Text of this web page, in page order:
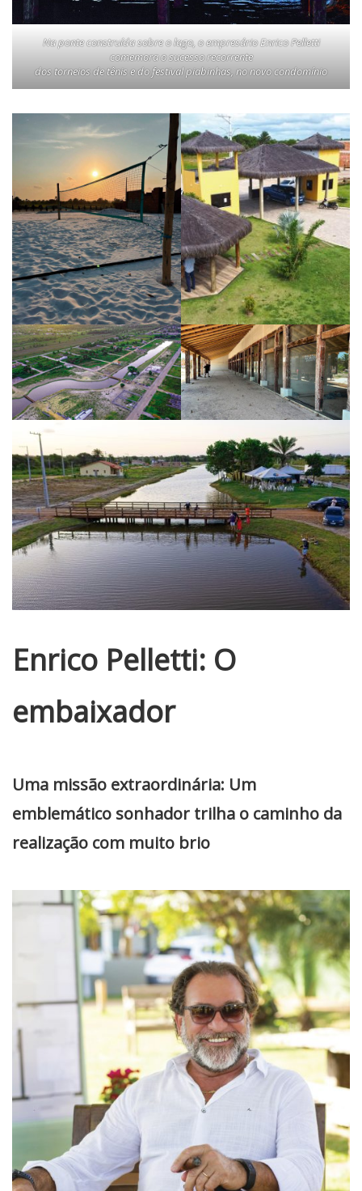
Na ponte construída sobre o lago, o empresário Enrico Pelletti
comemora o sucesso recorrente
dos torneios de tênis e do festival piabinhas, no novo condomínio
Enrico Pelletti: O
embaixador
Uma missão extraordinária: Um
emblemático sonhador trilha o caminho da
realização com muito brio